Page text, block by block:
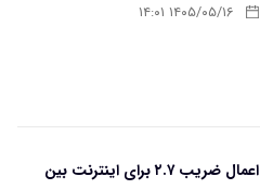
۱۴۰۵/۰۵/۱۶ ۱۴:۰۱
اعمال ضریب ۲.۷ برای اینترنت بین